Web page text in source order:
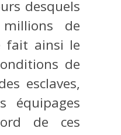
desquels
de
fait ainsi le
de
esclaves,
équipages
de ces